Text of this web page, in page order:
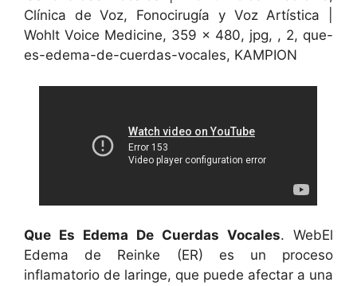
Clínica de Voz, Fonocirugía y Voz Artística |
Wohlt Voice Medicine, 359 x 480, jpg, , 2, que-
es-edema-de-cuerdas-vocales, KAMPION
Que Es Edema De Cuerdas Vocales. WebEl
Edema de Reinke (ER) es un proceso
inflamatorio de laringe, que puede afectar a una